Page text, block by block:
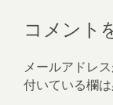
コメント
メールアドレ
付いている欄